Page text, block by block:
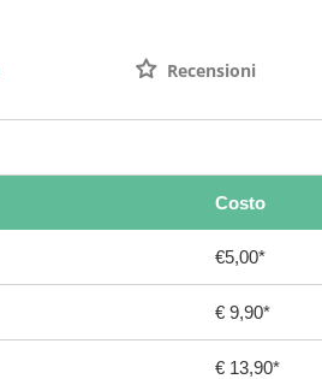
Costo
€5,00*
€ 9,90*
€ 13,90*
Recensioni